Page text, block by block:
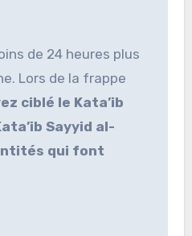
de 24 heures plus
Lors de la frappe
ciblé le Kata’ib
Sayyid al-
qui font